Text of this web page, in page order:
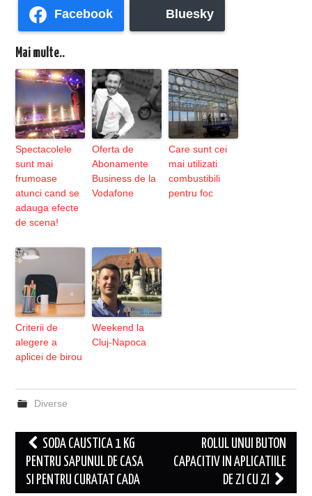
Facebook Bluesky
Mai multe..
Spectacolele
sunt mai
frumoase
atunci cand se
adauga efecte
de scena!
Oferta de
Abonamente
Business de la
Vodafone
Care sunt cei
mai utilizati
combustibili
pentru foc
Criterii de
alegere a
aplicei de birou
Weekend la
Cluj-Napoca
Diverse
Post
navigation
SODA CAUSTICA 1 KG
PENTRU SAPUNUL DE CASA
SI PENTRU CURATAT CADA
ROLUL UNUI BUTON
CAPACITIV IN APLICATIILE
DE ZI CU ZI